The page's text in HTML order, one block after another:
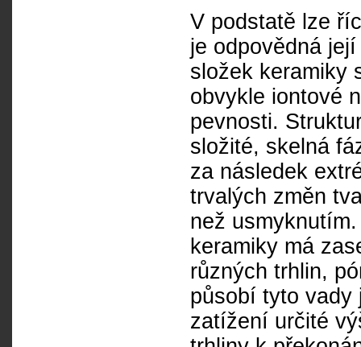
V podstatě lze
je odpovědná
složek keramiky
obvykle iontové
pevnosti.
složité, skelná
za následek
trvalých změn
než
keramiky má
různých trhlin,
působí tyto vady
zatížení určité